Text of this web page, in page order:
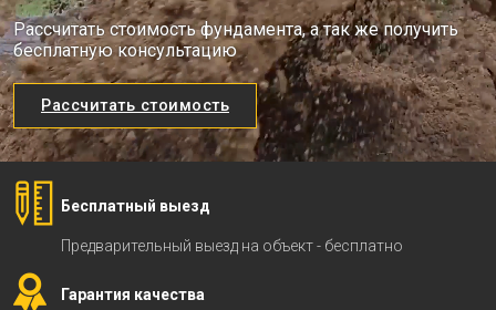
Рассчитать стоимость фундамента, а так же получить
бесплатную консультацию
Рассчитать стоимость
Бесплатный выезд
Предварительный выезд на объект - бесплатно
Гарантия качества